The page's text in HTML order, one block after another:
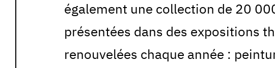
également une collection de 20
présentées dans des expositions
renouvelées chaque année :